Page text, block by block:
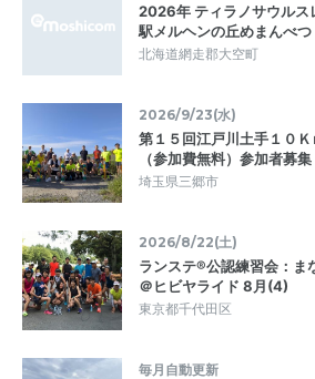
2026年 ティラノサウルス
駅メルヘンの丘めまんべつ
北海道網走郡大空町
2026/9/23(水)
第１５回江戸川土手１０
（参加費無料）参加者募集
埼玉県三郷市
2026/8/22(土)
ランステ®公認練習会：
＠ヒビヤライド 8月(4)
東京都千代田区
毎月自動更新